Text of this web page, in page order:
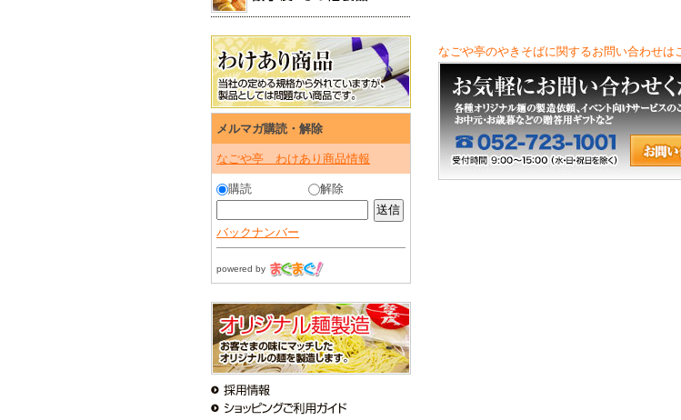
メルマガ購読・解除
なごや亭 わけあり商品情報
購読 解除
バックナンバー
powered by
なごや亭のやきそばに関するお問い合わせは